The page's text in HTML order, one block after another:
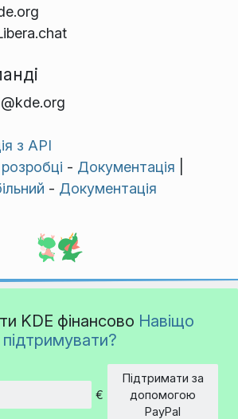
@kde.org
з API
- Документація
- Документація
KDE фінансово Навіщо
підтримувати?
€
Підтримати за
допомогою
PayPal